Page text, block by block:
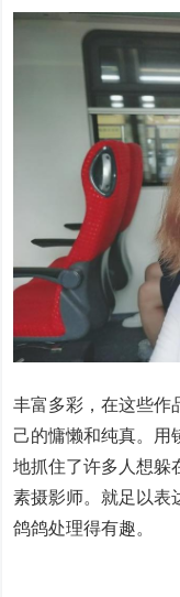
丰富多彩，在这些作
己的慵懒和纯真。用
地抓住了许多人想躲
素摄影师。就足以表
鸽鸽处理得有趣。